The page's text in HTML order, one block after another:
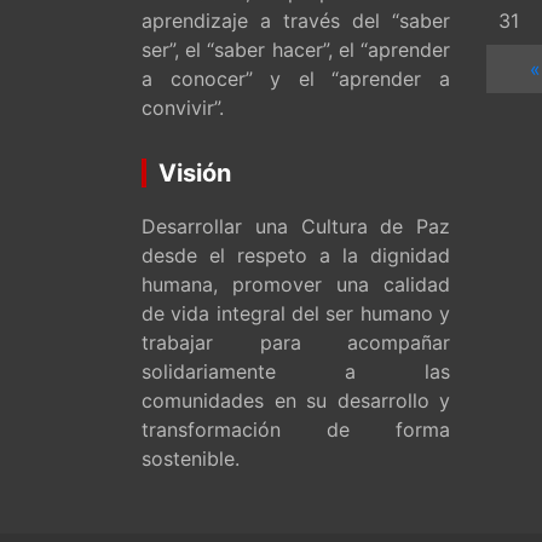
aprendizaje a través del “saber
ser”, el “saber hacer”, el “aprender
a conocer” y el “aprender a
convivir”.
Visión
Desarrollar una Cultura de Paz
desde el respeto a la dignidad
humana, promover una calidad
de vida integral del ser humano y
trabajar para acompañar
solidariamente a las
comunidades en su desarrollo y
transformación de forma
sostenible.
31